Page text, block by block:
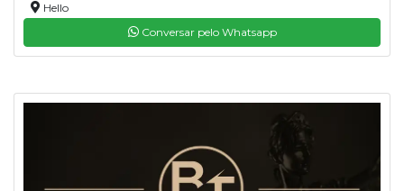
Hello
Conversar pelo Whatsapp